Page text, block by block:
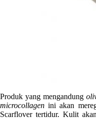
Produk yang mengandung
microcollagenini akan
Scarflover tertidur. Kulit